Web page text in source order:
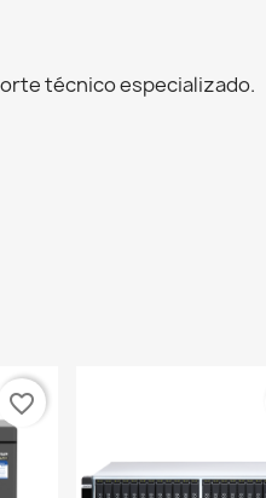
técnico especializado.
favorite_border